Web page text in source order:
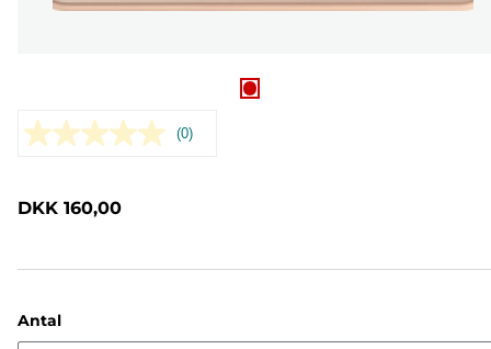
Ingen
(0)
DKK 160,00
Antal